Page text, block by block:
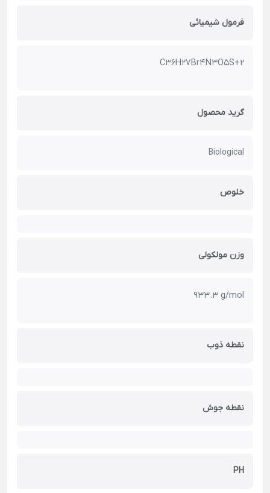
فرمول شیمیائی
C36H27Br4N3O5S+2
گرید محصول
Biological
خلوص
وزن مولکولی
933.3 g/mol
نقطه ذوب
نقطه جوش
PH